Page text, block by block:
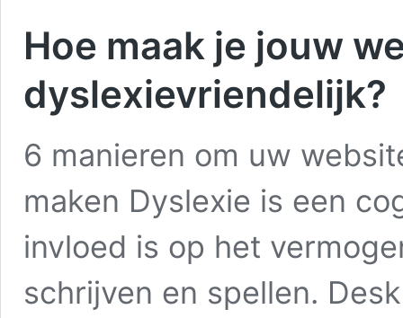
Hoe maak je jouw
dyslexievriendelijk?
6 manieren om uw
maken Dyslexie is een
invloed is op het
schrijven en spellen.